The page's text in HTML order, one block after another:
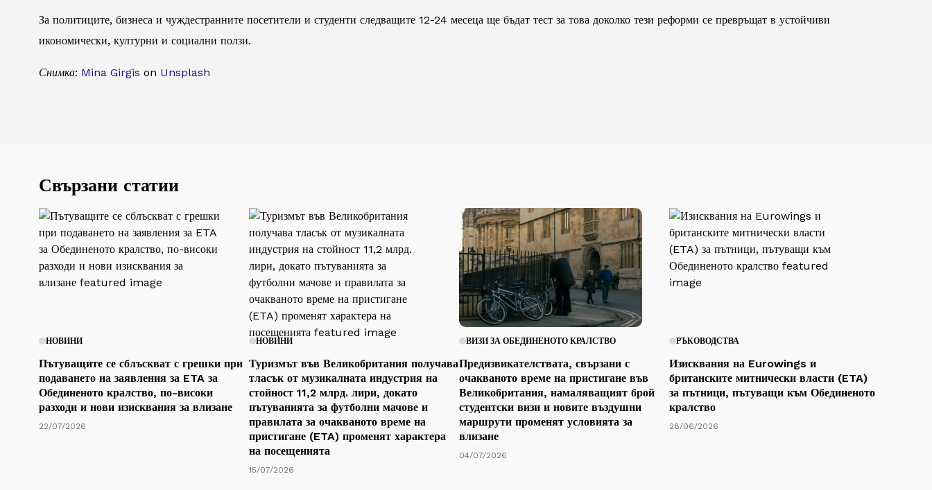
За политиците, бизнеса и чуждестранните посетители и студенти следващите 12-24 месеца ще бъдат тест за това доколко тези реформи се превръщат в устойчиви
икономически, културни и социални ползи.
Снимка: Mina Girgis on Unsplash
Свързани статии
НОВИНИ
Пътуващите се сблъскват с грешки при
подаването на заявления за ETA за
Обединеното кралство, по-високи
разходи и нови изисквания за влизане
22/07/2026
НОВИНИ
Туризмът във Великобритания получава
тласък от музикалната индустрия на
стойност 11,2 млрд. лири, докато
пътуванията за футболни мачове и
правилата за очакваното време на
пристигане (ETA) променят характера
на посещенията
15/07/2026
ВИЗИ ЗА ОБЕДИНЕНОТО КРАЛСТВО
Предизвикателствата, свързани с
очакваното време на пристигане във
Великобритания, намаляващият брой
студентски визи и новите въздушни
маршрути променят условията за
влизане
04/07/2026
РЪКОВОДСТВА
Изисквания на Eurowings и
британските митнически власти (ETA)
за пътници, пътуващи към Обединеното
кралство
28/06/2026